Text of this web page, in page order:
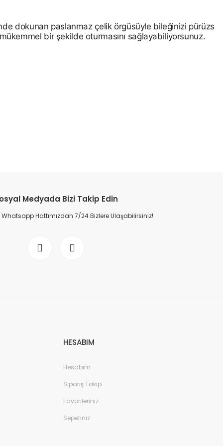
dokunan paslanmaz çelik örgüsüyle bileğinizi pürüzs
bir şekilde oturmasını sağlayabiliyorsunuz.
Medyada Bizi Takip Edin
Hattımızdan 7/24 Bizlere Ulaşabilirsiniz!
HESABIM
Hesabım
Sipariş Takip
Favorileriniz
Sepetiniz